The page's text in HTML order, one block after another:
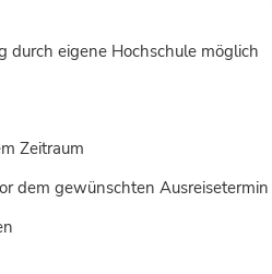
durch eigene Hochschule möglich
Zeitraum
dem gewünschten Ausreisetermin